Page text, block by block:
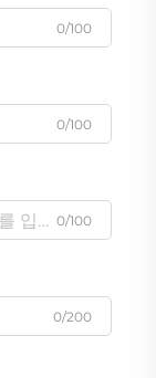
0/100
0/100
0/100
0/200